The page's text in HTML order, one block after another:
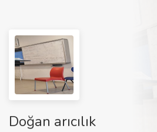
Doğan arıcılık